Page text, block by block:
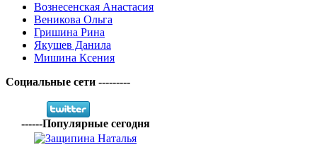
Вознесенская Анастасия
Веникова Ольга
Гришина Рина
Якушев Данила
Мишина Ксения
Социальные сети ---------
------Популярные сегодня